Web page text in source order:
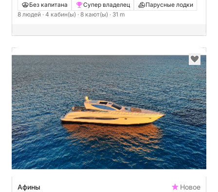
Без капитана Супер владелец
Парусные лодки
8 людей · 4 кабин(ы) · 8 кают(ы) · 31 m
Афины
Новое